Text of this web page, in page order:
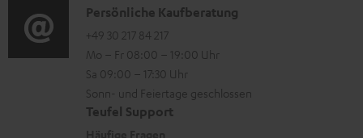
t
i
o
n
e
i
o
-
L
e
K
o
n
t
a
Persönliche Kaufberatung
+49 30 217 84 217
Mo – Fr 08:00 – 19:00 Uhr
Sa 09:00 – 17:30 Uhr
Sonn- und Feiertage geschlossen
Teufel Support